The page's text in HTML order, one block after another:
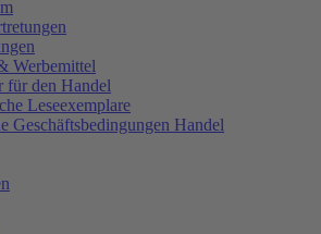
Werbemittel
für den Handel
Leseexemplare
Geschäftsbedingungen Handel